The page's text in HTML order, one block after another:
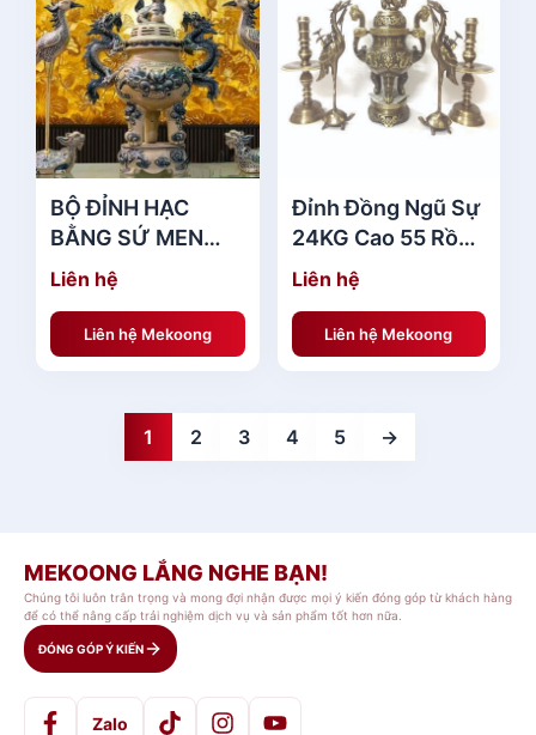
BỘ ĐỈNH HẠC
BẰNG SỨ MEN
RẠN CAO 65CM
cao cấp
Liên hệ
Liên hệ Mekoong
Đỉnh Đồng Ngũ Sự
24KG Cao 55 Rồng
Nổi
Liên hệ
Liên hệ Mekoong
1 2 3 4 5 →
MEKOONG LẮNG NGHE BẠN!
Chúng tôi luôn trân trọng và mong đợi nhận được mọi ý kiến đóng góp từ khách hàng
để có thể nâng cấp trải nghiệm dịch vụ và sản phẩm tốt hơn nữa.
ĐÓNG GÓP Ý KIẾN
Zalo